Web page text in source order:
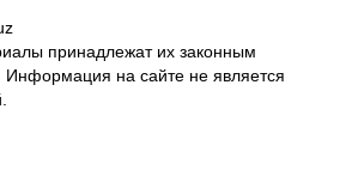
принадлежат их законным
Информация на сайте не является